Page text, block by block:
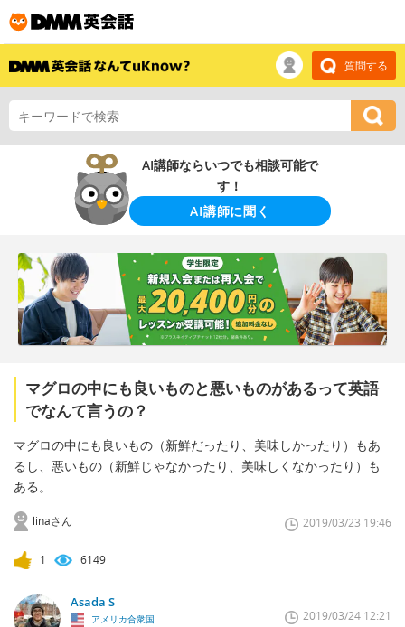
質問する
AI講師ならいつでも相談可能で
す！
AI講師に聞く
マグロの中にも良いものと悪いものがあるって英語
でなんて言うの？
マグロの中にも良いもの（新鮮だったり、美味しかったり）もあ
るし、悪いもの（新鮮じゃなかったり、美味しくなかったり）も
ある。
linaさん 2019/03/23 19:46
1 6149
Asada S
アメリカ合衆国 2019/03/24 12:21